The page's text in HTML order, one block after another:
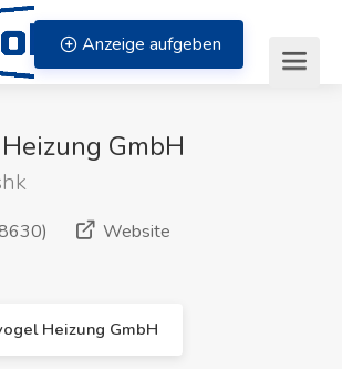
Anzeige aufgeben
GmbH
Website
Heizung GmbH